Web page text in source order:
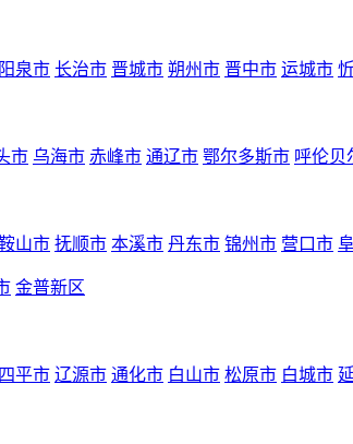
阳泉市 长治市 晋城市 朔州市 晋中市 运城市
市 乌海市 赤峰市 通辽市 鄂尔多斯市 呼伦贝
山市 抚顺市 本溪市 丹东市 锦州市 营口市
金普新区
四平市 辽源市 通化市 白山市 松原市 白城市